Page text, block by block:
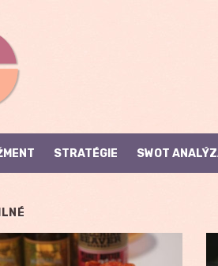
STRATÉGIE SWOT